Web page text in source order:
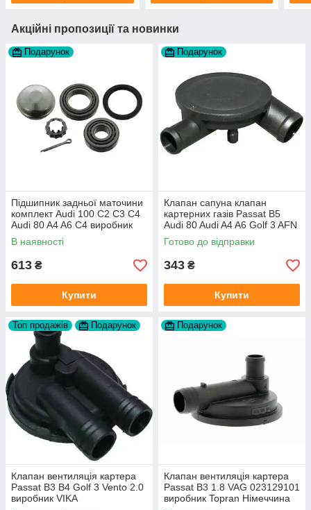
Акційні пропозиції та новинки
Подарунок
Підшипник задньої маточини
комплект Audi 100 C2 C3 C4
Audi 80 A4 A6 C4 виробник
FAG
В наявності
613 ₴
Купити
Подарунок
Клапан сапуна клапан
картерних газів Passat B5
Audi 80 Audi A4 A6 Golf 3 AFN
1Y AAZ 1Z AFF AEY AAZ AHB
AHU
Готово до відправки
343 ₴
Купити
Топ продажів Подарунок
Клапан вентиляція картера
Passat B3 B4 Golf 3 Vento 2.0
виробник VIKA
Подарунок
Клапан вентиляція картера
Passat B3 1.8 VAG 023129101
виробник Topran Німеччина